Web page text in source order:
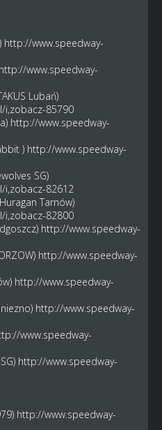
http://www.speedway-
http://www.speedway-
Lubań)
i,zobacz-85790
http://www.speedway-
) http://www.speedway-
SG)
i,zobacz-82612
Tarnów)
i,zobacz-82800
http://www.speedway-
http://www.speedway-
http://www.speedway-
http://www.speedway-
www.speedway-
http://www.speedway-
http://www.speedway-